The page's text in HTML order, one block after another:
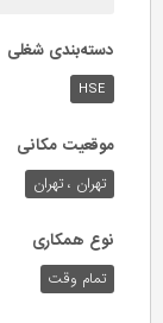
دسته‌بندی شغلی
HSE
موقعیت مکانی
تهران ، تهران
نوع همکاری
تمام وقت